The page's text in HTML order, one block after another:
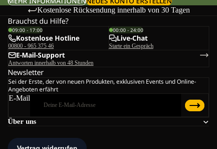
Kostenlose Rücksendung innerhalb von 30 Tagen
Über uns
Brauchst du Hilfe?
09:00 - 17:00
Kostenlose Hotline
00800 - 965 375 46
00:00 - 24:00
Live-Chat
Starte ein Gespräch
E-Mail-Support
Antworten innerhalb von 48 Stunden
Newsletter
Sei der Erste, der von neuen Produkten, exklusiven Events und Online-
Angeboten erfährt
E-Mail